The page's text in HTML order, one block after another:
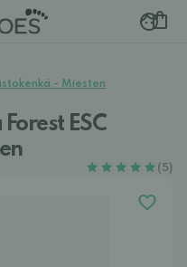
- Miesten
ESC
(5)